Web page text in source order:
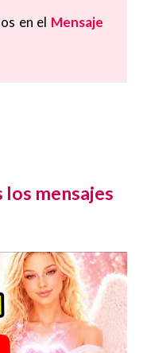
en el Mensaje
los mensajes